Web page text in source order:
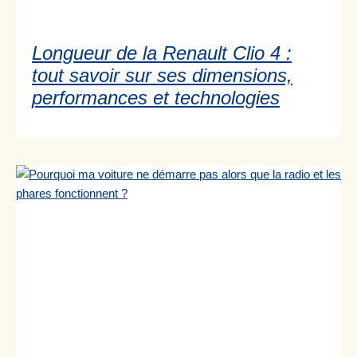
Longueur de la Renault Clio 4 :
tout savoir sur ses dimensions,
performances et technologies